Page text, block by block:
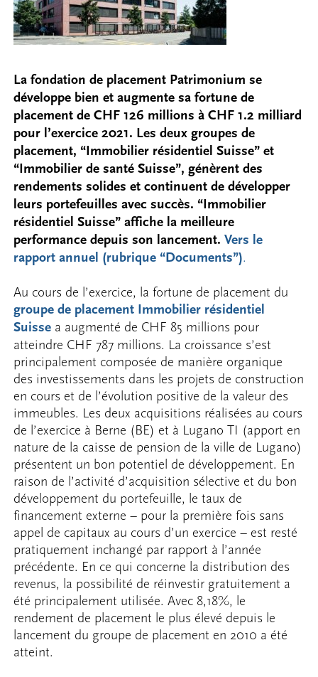
La fondation de placement Patrimonium se
développe bien et augmente sa fortune de
placement de CHF 126 millions à CHF 1.2 milliard
pour l’exercice 2021. Les deux groupes de
placement, “Immobilier résidentiel Suisse” et
“Immobilier de santé Suisse”, génèrent des
rendements solides et continuent de développer
leurs portefeuilles avec succès. “Immobilier
résidentiel Suisse” affiche la meilleure
performance depuis son lancement.Vers le
rapport annuel (rubrique “Documents”).
Au cours de l’exercice, la fortune de placement du
groupe de placement Immobilier résidentiel
Suisse a augmenté de CHF 85 millions pour
atteindre CHF 787 millions. La croissance s’est
principalement composée de manière organique
des investissements dans les projets de construction
en cours et de l’évolution positive de la valeur des
immeubles. Les deux acquisitions réalisées au cours
de l’exercice à Berne (BE) et à Lugano TI (apport en
nature de la caisse de pension de la ville de Lugano)
présentent un bon potentiel de développement. En
raison de l’activité d’acquisition sélective et du bon
développement du portefeuille, le taux de
financement externe – pour la première fois sans
appel de capitaux au cours d’un exercice – est resté
pratiquement inchangé par rapport à l’année
précédente. En ce qui concerne la distribution des
revenus, la possibilité de réinvestir gratuitement a
été principalement utilisée. Avec 8,18%, le
rendement de placement le plus élevé depuis le
lancement du groupe de placement en 2010 a été
atteint.